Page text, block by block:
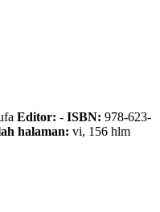
Editor: - ISBN: 978-623-
halaman: vi, 156 hlm